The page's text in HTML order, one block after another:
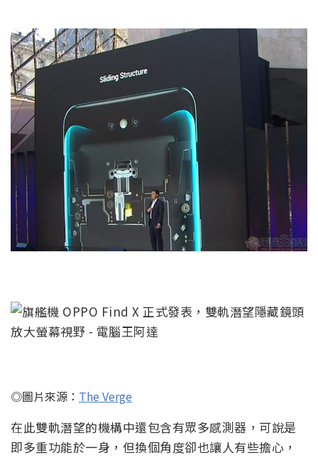
◎圖片來源： The Verge
在此雙軌潛望的機構中還包含有眾多感測器，可說是
即多重功能於一身，但換個角度卻也讓人有些擔心，